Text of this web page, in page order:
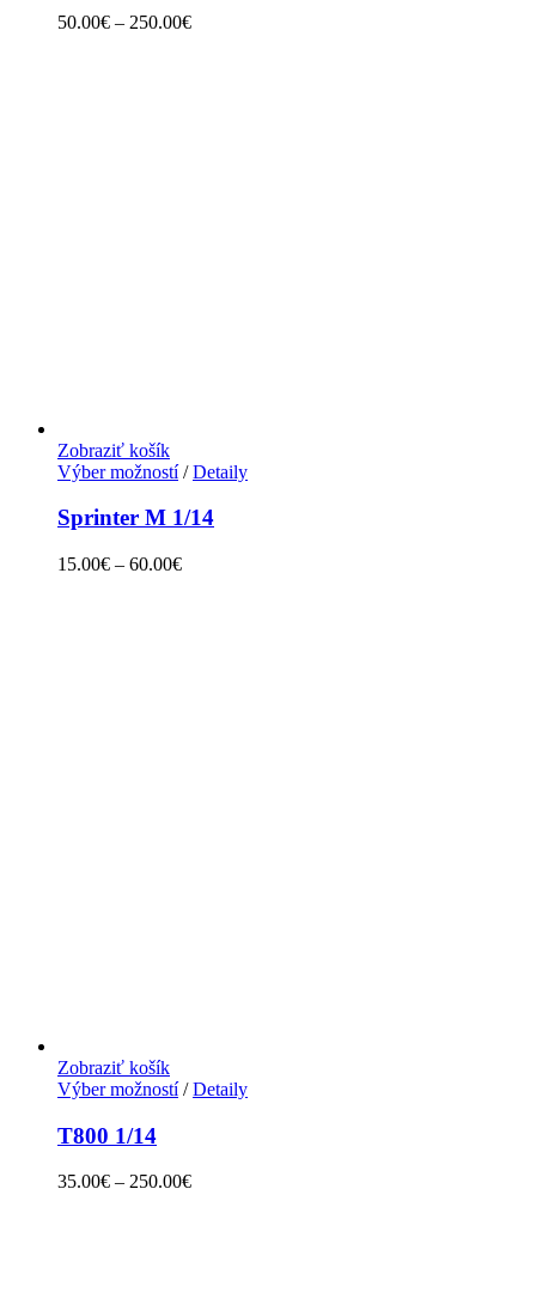
50.00€ – 250.00€
Zobraziť košík
Výber možností/ Detaily
Sprinter M 1/14
15.00€ – 60.00€
Zobraziť košík
Výber možností/ Detaily
T800 1/14
35.00€ – 250.00€